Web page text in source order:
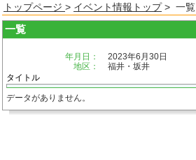
トップページ > イベント情報トップ> 一覧
一覧
年月日：
2023年6月30日
地区：
福井・坂井
タイトル
データがありません。